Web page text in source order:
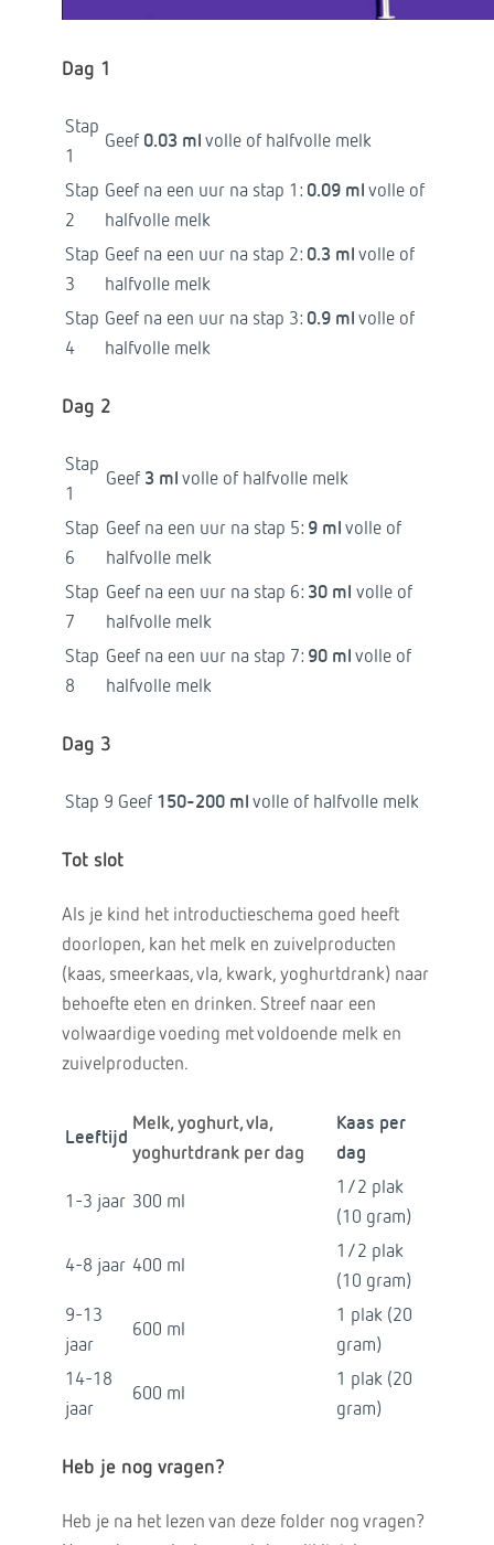
Dag 1
Stap
1
Geef 0.03 ml volle of halfvolle melk
Stap
2
Geef na een uur na stap 1: 0.09 ml volle of
halfvolle melk
Stap
3
Geef na een uur na stap 2: 0.3 ml volle of
halfvolle melk
Stap
4
Geef na een uur na stap 3: 0.9 ml volle of
halfvolle melk
Dag 2
Stap
1
Geef 3 ml volle of halfvolle melk
Stap
6
Geef na een uur na stap 5: 9 ml volle of
halfvolle melk
Stap
7
Geef na een uur na stap 6: 30 ml volle of
halfvolle melk
Stap
8
Geef na een uur na stap 7: 90 ml volle of
halfvolle melk
Dag 3
Stap 9 Geef 150-200 ml volle of halfvolle melk
Tot slot
Als je kind het introductieschema goed heeft
doorlopen, kan het melk en zuivelproducten
(kaas, smeerkaas, vla, kwark, yoghurtdrank) naar
behoefte eten en drinken. Streef naar een
volwaardige voeding met voldoende melk en
zuivelproducten.
Leeftijd
Melk, yoghurt, vla,
yoghurtdrank per dag
Kaas per
dag
1-3 jaar 300 ml
1/2 plak
(10 gram)
4-8 jaar 400 ml
1/2 plak
(10 gram)
9-13
jaar
600 ml
1 plak (20
gram)
14-18
jaar
600 ml
1 plak (20
gram)
Heb je nog vragen?
Heb je na het lezen van deze folder nog vragen?